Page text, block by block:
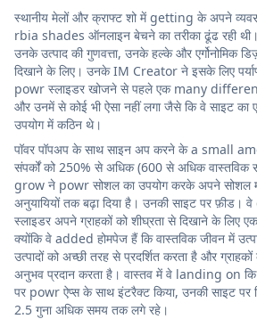
स्थानीय मेलों और क्राफ्ट शो में getting के अपने
rbia shades ऑनलाइन बेचने का तरीका ढूंढ रही
उनके उत्पाद की गुणवत्ता, उनके हल्के और एर्गोनोमिक
दिखाने के लिए। उनके IM Creator ने इसके लिए
powr स्लाइडर खोजने से पहले एक many
और उनमें से कोई भी ऐसा नहीं लगा जैसे कि वे साइट का
उपयोग में कठिन थे।
पॉवर पॉपअप के साथ साइन अप करने के a small
संपर्कों को 250% से अधिक (600 से अधिक वास्तविक
grow ने powr सोशल का उपयोग करके अपने सोशल
अनुयायियों तक बढ़ा दिया है। उनकी साइट पर
स्लाइडर अपने ग्राहकों को शीघ्रता से दिखाने के लिए
क्योंकि वे added होमपेज हैं कि वास्तविक जीवन में
उत्पादों को अच्छी तरह से प्रदर्शित करता है और
अनुभव प्रदान करता है। वास्तव में वे landing on कि
पर powr ऐप्स के साथ इंटरैक्ट किया, उनकी साइट पर
2.5 गुना अधिक समय तक लगे रहे।